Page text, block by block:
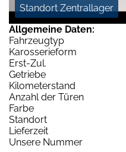
Standort Zentrallager
Allgemeine Daten:
Fahrzeugtyp
Karosserieform
Erst-Zul.
Getriebe
Kilometerstand
Anzahl der Türen
Farbe
Standort
Lieferzeit
Unsere Nummer